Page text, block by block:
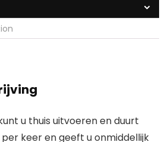
u thuis uitvoeren en duurt
keer en geeft u onmiddellijk